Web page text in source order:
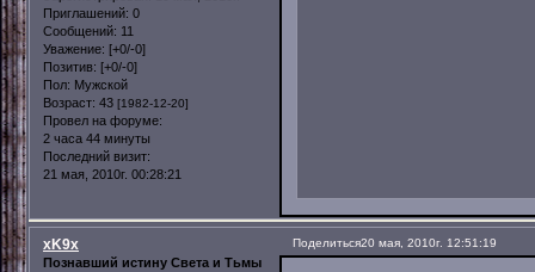
Приглашений: 0
Сообщений: 11
Уважение: [+0/-0]
Позитив: [+0/-0]
Пол: Мужской
Возраст: 43 [1982-12-20]
Провел на форуме:
2 часа 44 минуты
Последний визит:
21 мая, 2010г. 00:28:21
Поделиться20 мая, 2010г. 12:51:19
xK9x
Познавший истину Света и Тьмы